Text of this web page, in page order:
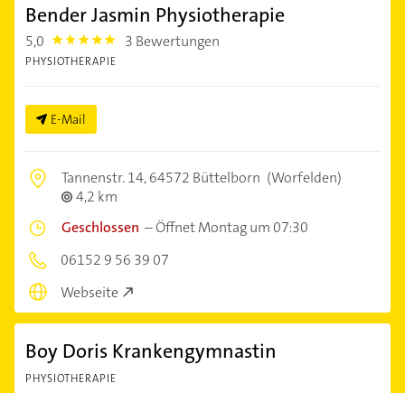
Bender Jasmin Physiotherapie
5,0 5.0 3 Bewertungen
PHYSIOTHERAPIE
E-Mail
Tannenstr. 14,64572 Büttelborn (Worfelden)
4,2 km
Geschlossen –Öffnet Montag um 07:30
06152 9 56 39 07
Webseite
Boy Doris Krankengymnastin
PHYSIOTHERAPIE